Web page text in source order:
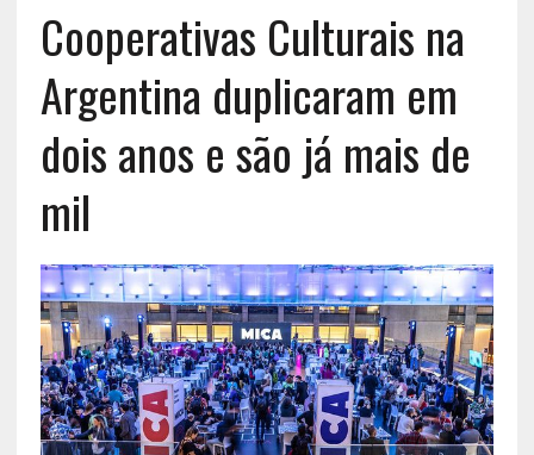
Cooperativas Culturais na
Argentina duplicaram em
dois anos e são já mais de
mil